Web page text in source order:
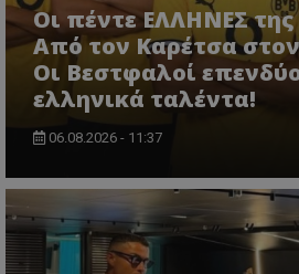
Οι πέντε ΕΛΛΗΝΕΣ
Από τον Καρέτσα
Οι Βεστφαλοί
ελληνικά ταλέντα!
06.08.2026 - 11:37